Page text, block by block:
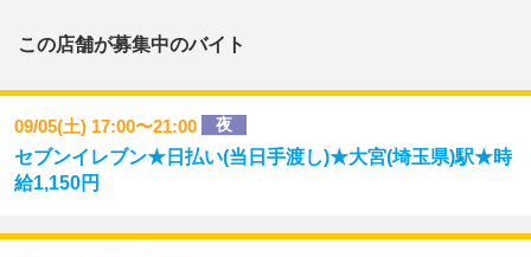
この店舗が募集中のバイト
09/05(土) 17:00〜21:00 夜
セブンイレブン★日払い(当日手渡し)★大宮(埼玉県)駅★時
給1,150円